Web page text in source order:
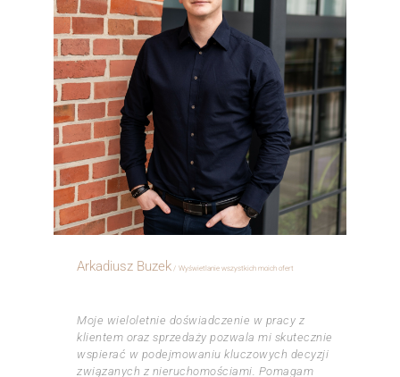
Arkadiusz Buzek Wyświetlanie wszystkich moich ofert
Moje wieloletnie doświadczenie w pracy z
klientem oraz sprzedaży pozwala mi skutecznie
wspierać w podejmowaniu kluczowych decyzji
związanych z nieruchomościami. Pomagam